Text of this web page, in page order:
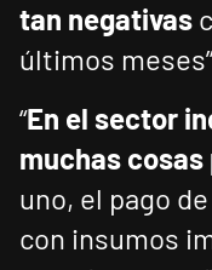
tan negativas
últimos
“En el sector
muchas
uno, el pago
con insumos